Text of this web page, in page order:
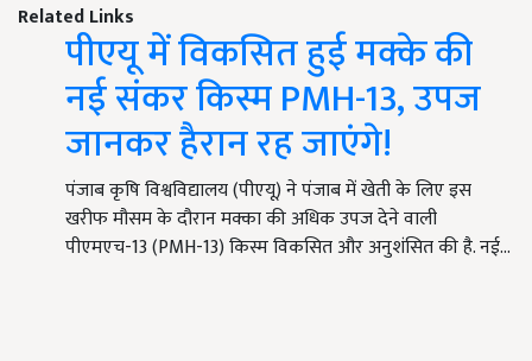
Related Links
पीएयू में विकसित हुई मक्के की
नई संकर किस्म PMH-13, उपज
जानकर हैरान रह जाएंगे!
पंजाब कृषि विश्वविद्यालय (पीएयू) ने पंजाब में खेती के लिए इस
खरीफ मौसम के दौरान मक्का की अधिक उपज देने वाली
पीएमएच-13 (PMH-13) किस्म विकसित और अनुशंसित की है. नई…